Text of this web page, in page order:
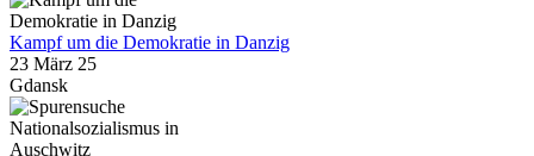
Kampf um die Demokratie in Danzig
23 März 25
Gdansk